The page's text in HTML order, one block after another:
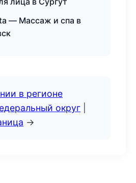
— Массаж и спа в
в регионе
округ
→